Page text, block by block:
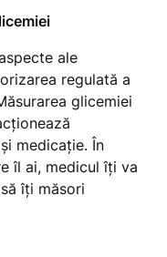
ale
regulată a
glicemiei
medicație. În
îl ai, medicul îți va
îți măsori